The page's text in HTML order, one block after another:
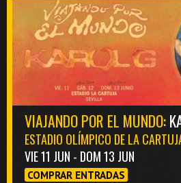
VIAJANDO POR EL MUNDO:
ESTADIO OLÍMPICO DE LA
VIE 11 JUN - DOM 13 JUN
COMPRAR ENTRADAS